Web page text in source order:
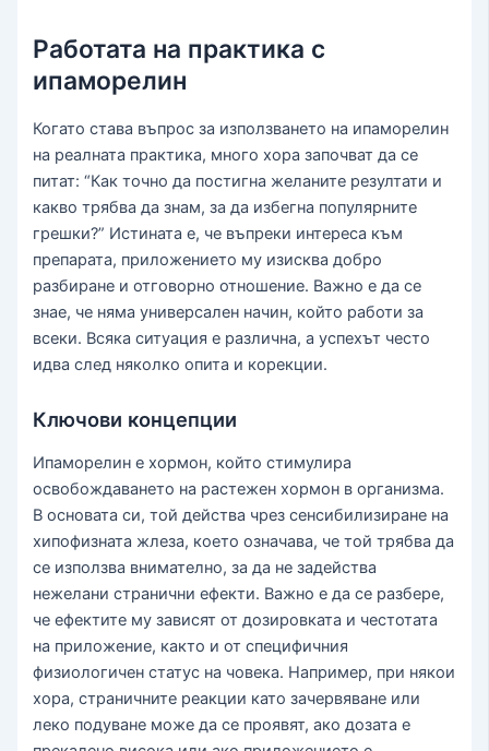
Работата на практика с
ипаморелин
Когато става въпрос за използването на ипаморелин
на реалната практика, много хора започват да се
питат: “Как точно да постигна желаните резултати и
какво трябва да знам, за да избегна популярните
грешки?” Истината е, че въпреки интереса към
препарата, приложението му изисква добро
разбиране и отговорно отношение. Важно е да се
знае, че няма универсален начин, който работи за
всеки. Всяка ситуация е различна, а успехът често
идва след няколко опита и корекции.
Ключови концепции
Ипаморелин е хормон, който стимулира
освобождаването на растежен хормон в организма.
В основата си, той действа чрез сенсибилизиране на
хипофизната жлеза, което означава, че той трябва да
се използва внимателно, за да не задейства
нежелани странични ефекти. Важно е да се разбере,
че ефектите му зависят от дозировката и честотата
на приложение, както и от специфичния
физиологичен статус на човека. Например, при някои
хора, страничните реакции като зачервяване или
леко подуване може да се проявят, ако дозата е